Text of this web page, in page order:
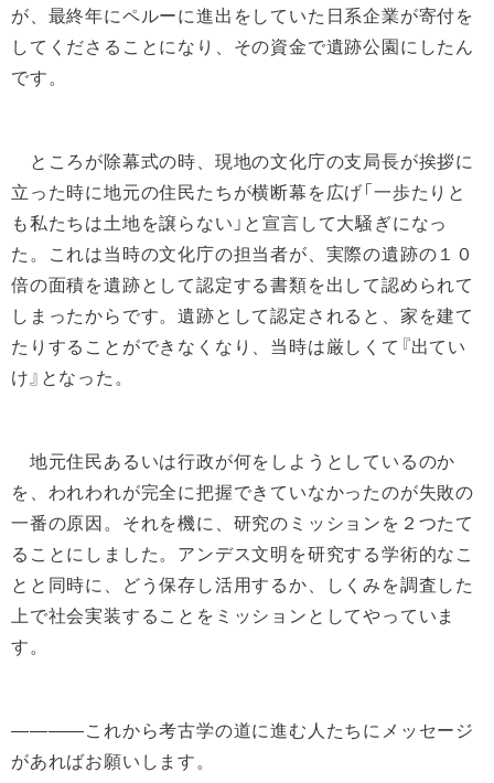
が、最終年にペルーに進出をしていた日系企業が寄付を
してくださることになり、その資金で遺跡公園にしたん
です。
ところが除幕式の時、現地の文化庁の支局長が挨拶に
立った時に地元の住民たちが横断幕を広げ「一歩たりと
も私たちは土地を譲らない」と宣言して大騒ぎになっ
た。これは当時の文化庁の担当者が、実際の遺跡の１０
倍の面積を遺跡として認定する書類を出して認められて
しまったからです。遺跡として認定されると、家を建て
たりすることができなくなり、当時は厳しくて『出てい
け』となった。
地元住民あるいは行政が何をしようとしているのか
を、われわれが完全に把握できていなかったのが失敗の
一番の原因。それを機に、研究のミッションを２つたて
ることにしました。アンデス文明を研究する学術的なこ
とと同時に、どう保存し活用するか、しくみを調査した
上で社会実装することをミッションとしてやっていま
す。
――――これから考古学の道に進む人たちにメッセージ
があればお願いします。